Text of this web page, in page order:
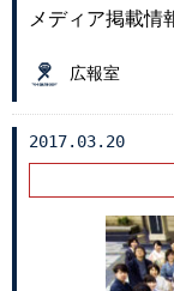
メディア掲載
広報室
2017.03.20